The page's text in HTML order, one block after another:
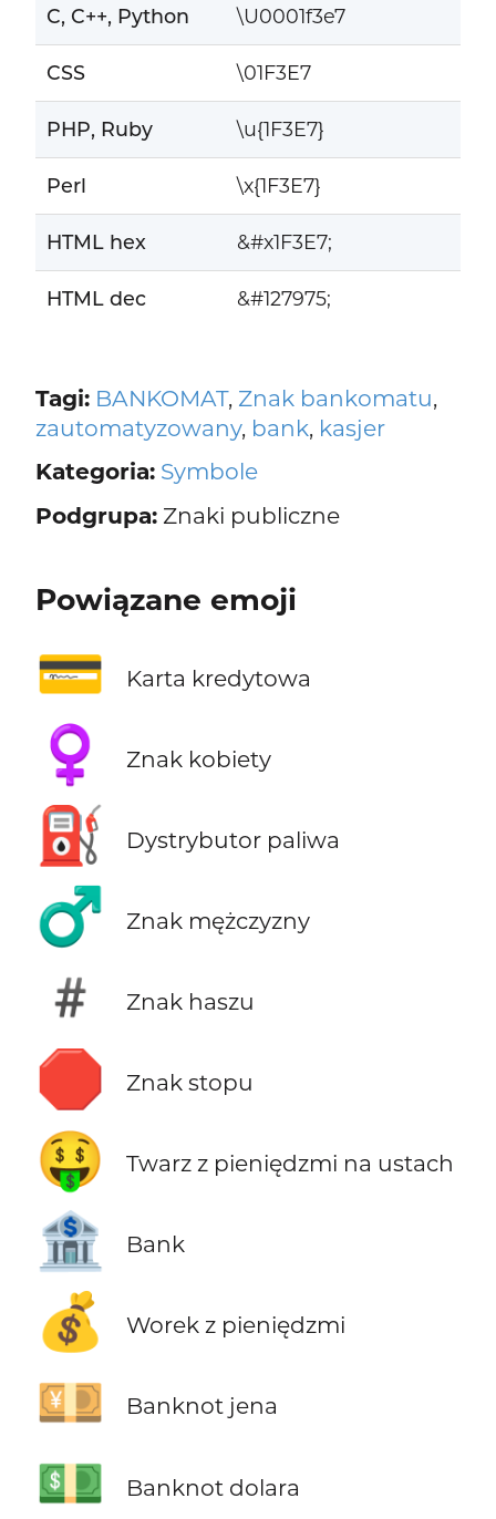
C, C++, Python \U0001f3e7
CSS \01F3E7
PHP, Ruby \u{1F3E7}
Perl \x{1F3E7}
HTML hex &#x1F3E7;
HTML dec &#127975;
Tagi: BANKOMAT, Znak bankomatu,
zautomatyzowany, bank, kasjer
Kategoria: Symbole
Podgrupa:Znaki publiczne
Powiązane emoji
💳 Karta kredytowa
♀️ Znak kobiety
⛽ Dystrybutor paliwa
♂️ Znak mężczyzny
#️ Znak haszu
🛑 Znak stopu
🤑 Twarz z pieniędzmi na ustach
🏦 Bank
💰 Worek z pieniędzmi
💴 Banknot jena
💵 Banknot dolara